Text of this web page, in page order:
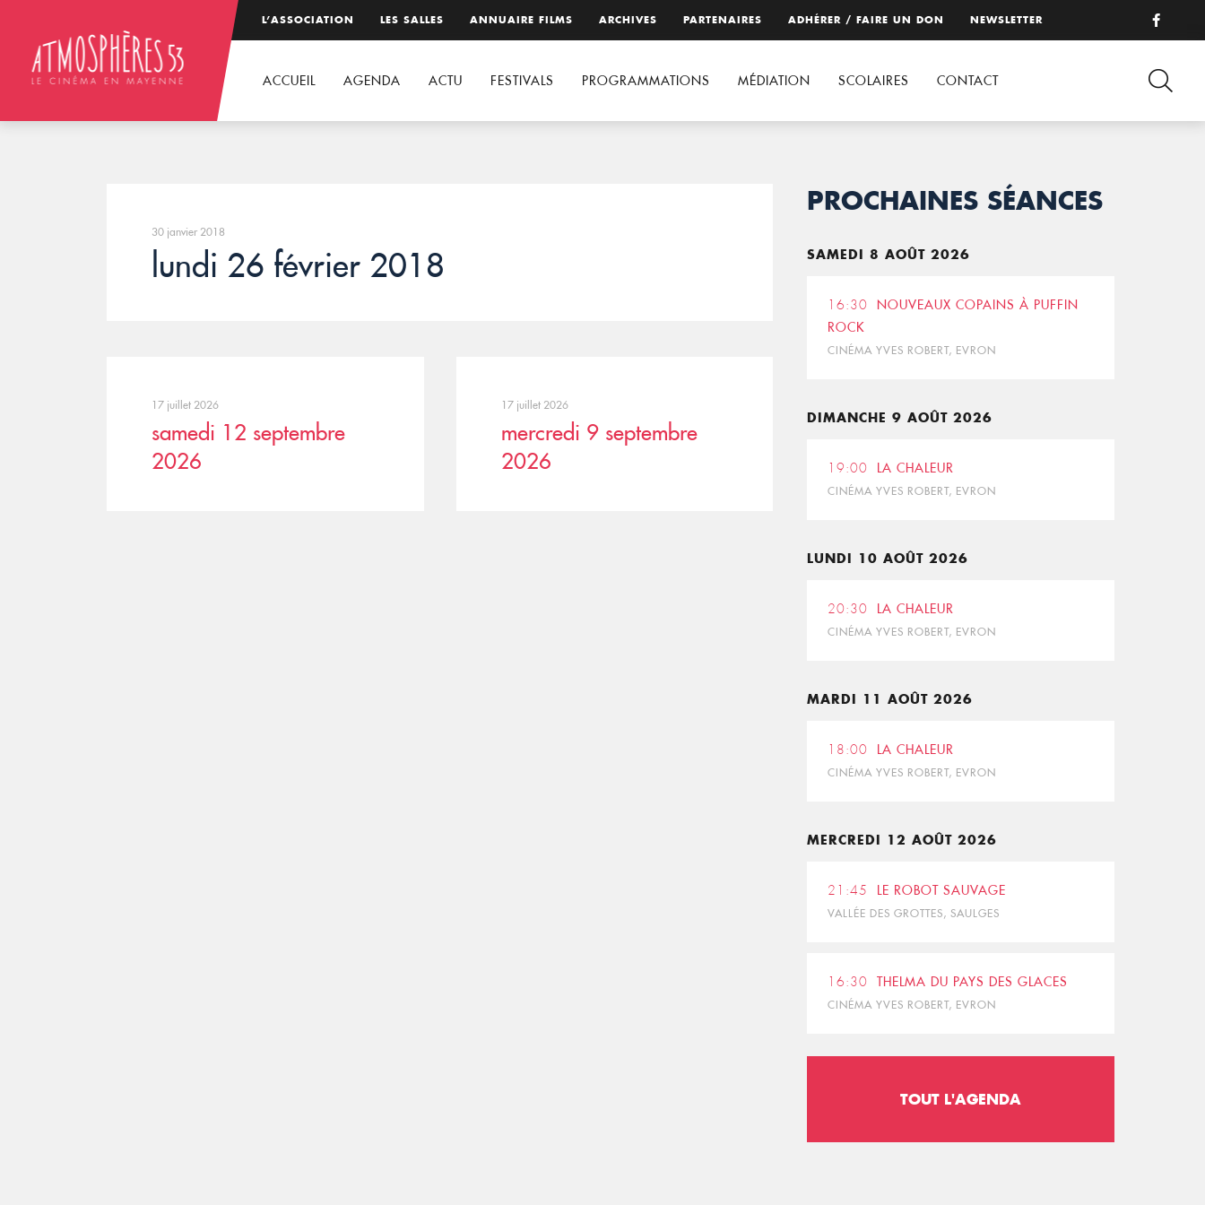
L’ASSOCIATION LES SALLES ANNUAIRE FILMS ARCHIVES PARTENAIRES ADHÉRER / FAIRE UN DON NEWSLETTER
ACCUEIL AGENDA ACTU FESTIVALS PROGRAMMATIONS MÉDIATION SCOLAIRES CONTACT
30 janvier 2018
lundi 26 février 2018
17 juillet 2026
samedi 12 septembre
2026
17 juillet 2026
mercredi 9 septembre
2026
PROCHAINES SÉANCES
SAMEDI 8 AOÛT 2026
16:30
NOUVEAUX COPAINS À PUFFIN
ROCK
CINÉMA YVES ROBERT, EVRON
DIMANCHE 9 AOÛT 2026
19:00 LA CHALEUR
CINÉMA YVES ROBERT, EVRON
LUNDI 10 AOÛT 2026
20:30 LA CHALEUR
CINÉMA YVES ROBERT, EVRON
MARDI 11 AOÛT 2026
18:00 LA CHALEUR
CINÉMA YVES ROBERT, EVRON
MERCREDI 12 AOÛT 2026
21:45 LE ROBOT SAUVAGE
VALLÉE DES GROTTES, SAULGES
16:30 THELMA DU PAYS DES GLACES
CINÉMA YVES ROBERT, EVRON
TOUT L'AGENDA